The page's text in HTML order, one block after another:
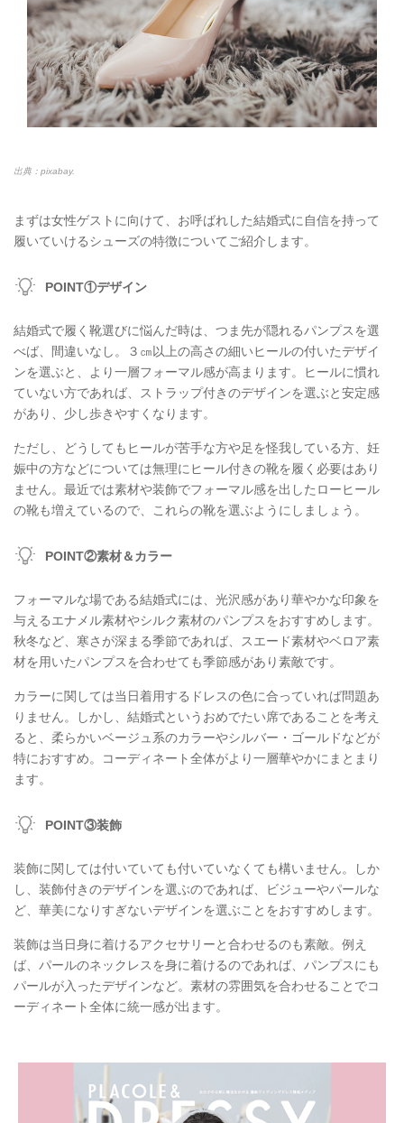
出典：pixabay.
まずは女性ゲストに向けて、お呼ばれした結婚式に自信を持って
履いていけるシューズの特徴についてご紹介します。
POINT①デザイン
結婚式で履く靴選びに悩んだ時は、つま先が隠れるパンプスを選
べば、間違いなし。３㎝以上の高さの細いヒールの付いたデザイ
ンを選ぶと、より一層フォーマル感が高まります。ヒールに慣れ
ていない方であれば、ストラップ付きのデザインを選ぶと安定感
があり、少し歩きやすくなります。
ただし、どうしてもヒールが苦手な方や足を怪我している方、妊
娠中の方などについては無理にヒール付きの靴を履く必要はあり
ません。最近では素材や装飾でフォーマル感を出したローヒール
の靴も増えているので、これらの靴を選ぶようにしましょう。
POINT②素材＆カラー
フォーマルな場である結婚式には、光沢感があり華やかな印象を
与えるエナメル素材やシルク素材のパンプスをおすすめします。
秋冬など、寒さが深まる季節であれば、スエード素材やベロア素
材を用いたパンプスを合わせても季節感があり素敵です。
カラーに関しては当日着用するドレスの色に合っていれば問題あ
りません。しかし、結婚式というおめでたい席であることを考え
ると、柔らかいベージュ系のカラーやシルバー・ゴールドなどが
特におすすめ。コーディネート全体がより一層華やかにまとまり
ます。
POINT③装飾
装飾に関しては付いていても付いていなくても構いません。しか
し、装飾付きのデザインを選ぶのであれば、ビジューやパールな
ど、華美になりすぎないデザインを選ぶことをおすすめします。
装飾は当日身に着けるアクセサリーと合わせるのも素敵。例え
ば、パールのネックレスを身に着けるのであれば、パンプスにも
パールが入ったデザインなど。素材の雰囲気を合わせることでコ
ーディネート全体に統一感が出ます。